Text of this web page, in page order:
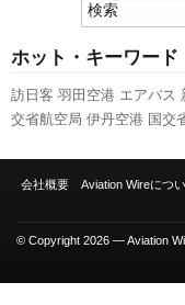
ホット・キーワード
訪日客 羽田空港 エアバス
交省航空局 伊丹空港 国交
目記事 A320 737NG 福岡
会社概要 Aviation Wireにつ
© Copyright 2026 — Aviation